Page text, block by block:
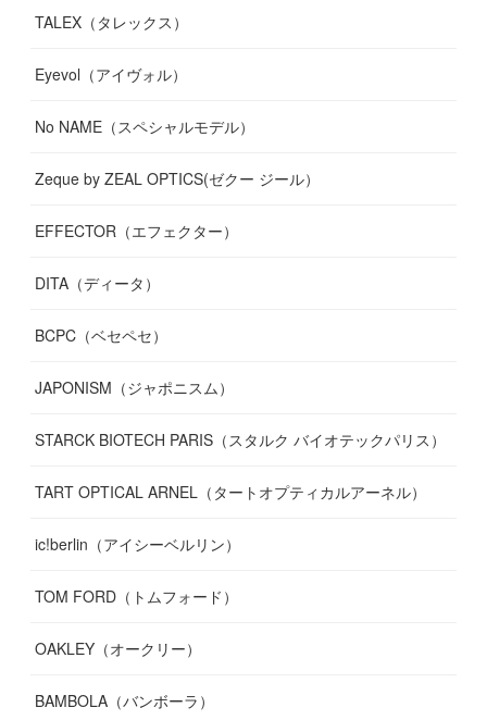
TALEX（タレックス）
Eyevol（アイヴォル）
No NAME（スペシャルモデル）
Zeque by ZEAL OPTICS(ゼクー ジール）
EFFECTOR（エフェクター）
DITA（ディータ）
BCPC（ベセペセ）
JAPONISM（ジャポニスム）
STARCK BIOTECH PARIS（スタルク バイオテックパリス）
TART OPTICAL ARNEL（タートオプティカルアーネル）
ic!berlin（アイシーベルリン）
TOM FORD（トムフォード）
OAKLEY（オークリー）
BAMBOLA（バンボーラ）